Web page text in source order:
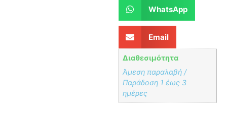
WhatsApp
Email
Διαθεσιμότητα
Άμεση παραλαβή /
Παράδoση 1 έως 3
ημέρες